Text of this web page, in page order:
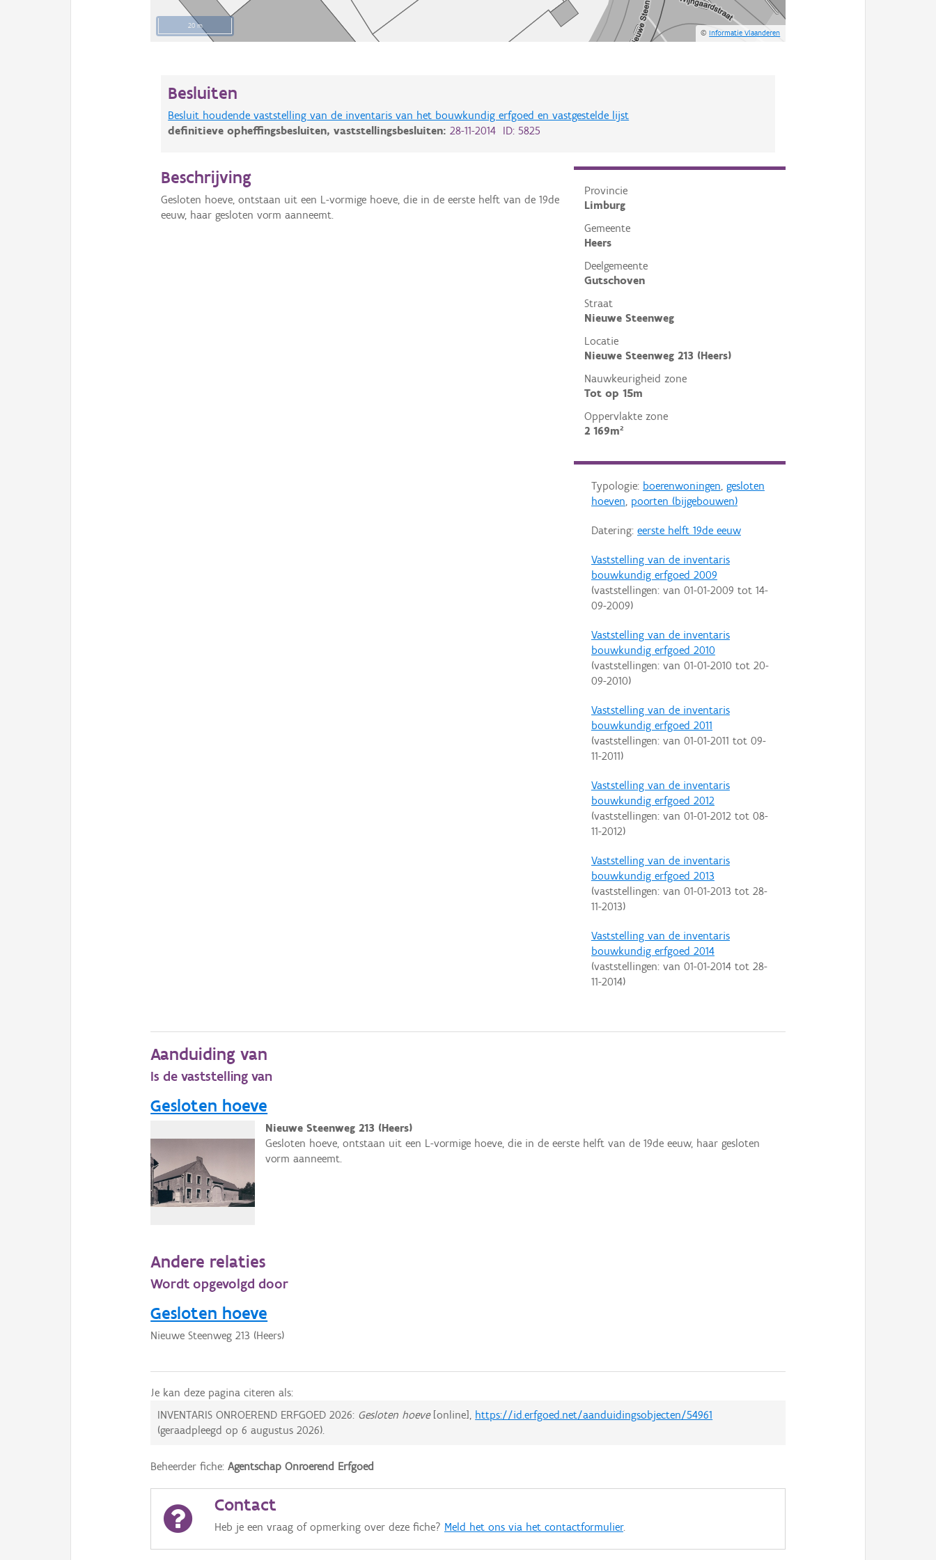
20 m
©Informatie Vlaanderen
Besluiten
Besluit houdende vaststelling van de inventaris van het bouwkundig erfgoed en vastgestelde lijst
definitieve opheffingsbesluiten,vaststellingsbesluiten:28-11-2014 ID: 5825
Provincie
Limburg
Gemeente
Heers
Deelgemeente
Gutschoven
Straat
Nieuwe Steenweg
Locatie
Nieuwe Steenweg 213 (Heers)
Nauwkeurigheid zone
Tot op 15m
Oppervlakte zone
2 169m²
Typologie: boerenwoningen, gesloten
hoeven, poorten (bijgebouwen)
Datering: eerste helft 19de eeuw
Vaststelling van de inventaris
bouwkundig erfgoed 2009
(vaststellingen: van 01-01-2009 tot 14-
09-2009)
Vaststelling van de inventaris
bouwkundig erfgoed 2010
(vaststellingen: van 01-01-2010 tot 20-
09-2010)
Vaststelling van de inventaris
bouwkundig erfgoed 2011
(vaststellingen: van 01-01-2011 tot 09-
11-2011)
Vaststelling van de inventaris
bouwkundig erfgoed 2012
(vaststellingen: van 01-01-2012tot 08-
11-2012)
Vaststelling van de inventaris
bouwkundig erfgoed 2013
(vaststellingen: van 01-01-2013 tot 28-
11-2013)
Vaststelling van de inventaris
bouwkundig erfgoed 2014
(vaststellingen: van 01-01-2014tot 28-
11-2014)
Beschrijving
Gesloten hoeve, ontstaan uit een L-vormige hoeve, die in de eerste helft van de 19de
eeuw, haar gesloten vorm aanneemt.
Aanduiding van
Is de vaststelling van
Gesloten hoeve
Nieuwe Steenweg 213 (Heers)
Gesloten hoeve, ontstaan uit een L-vormige hoeve, die in de eerste helft van de 19de eeuw, haar gesloten
vorm aanneemt.
Andere relaties
Wordt opgevolgd door
Gesloten hoeve
Nieuwe Steenweg 213 (Heers)
Je kan deze pagina citeren als:
INVENTARIS ONROEREND ERFGOED 2026: Gesloten hoeve[online], https://id.erfgoed.net/aanduidingsobjecten/54961
(geraadpleegd op6 augustus 2026).
Beheerder fiche:Agentschap Onroerend Erfgoed
Contact
Heb je een vraag of opmerking over deze fiche? Meld het ons via het contactformulier.